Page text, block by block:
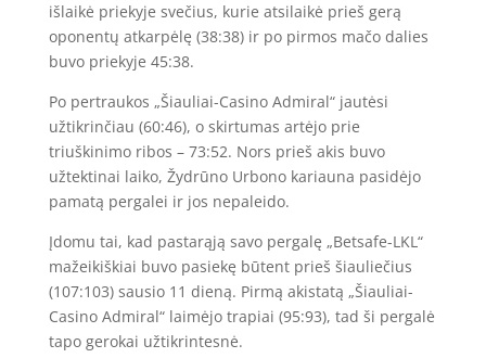
išlaikė priekyje svečius, kurie atsilaikė prieš gerą
oponentų atkarpėlę (38:38) ir po pirmos mačo dalies
buvo priekyje 45:38.
Po pertraukos „Šiauliai-Casino Admiral“ jautėsi
užtikrinčiau (60:46), o skirtumas artėjo prie
triuškinimo ribos – 73:52. Nors prieš akis buvo
užtektinai laiko, Žydrūno Urbono kariauna pasidėjo
pamatą pergalei ir jos nepaleido.
Įdomu tai, kad pastarąją savo pergalę „Betsafe-LKL“
mažeikiškiai buvo pasiekę būtent prieš šiauliečius
(107:103) sausio 11 dieną. Pirmą akistatą „Šiauliai-
Casino Admiral“ laimėjo trapiai (95:93), tad ši pergalė
tapo gerokai užtikrintesnė.